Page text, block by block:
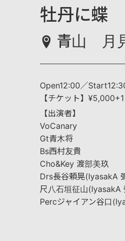
牡丹に蝶
青山 月
Open12:00／
【チケット】
【出演者】
VoCanary
Gt青木将
Bs西村友貴
Cho&Key 渡部美玖
Drs長谷頼晃(IyasakA
尺八石垣征山(IyasakA
Percジャイアン谷口